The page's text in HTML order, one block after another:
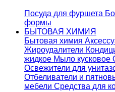
Посуда для фуршета
формы
БЫТОВАЯ ХИМИЯ
Бытовая химия
Жироудалители
жидкое Мыло кусковое
Освежители для
Отбеливатели и
мебели Средства для